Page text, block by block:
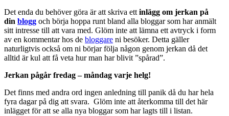
Det enda du behöver göra är att skriva ett inlägg om jerkan på
din blogg och börja hoppa runt bland alla bloggar som har anmält
sitt intresse till att vara med. Glöm inte att lämna ett avtryck i form
av en kommentar hos de bloggare ni besöker. Detta gäller
naturligtvis också om ni börjar följa någon genom jerkan då det
alltid är kul att få veta hur man har blivit ”spårad”.
Jerkan pågår fredag – måndag varje helg!
Det finns med andra ord ingen anledning till panik då du har hela
fyra dagar på dig att svara. Glöm inte att återkomma till det här
inlägget för att se alla nya bloggar som har lagts till i listan.